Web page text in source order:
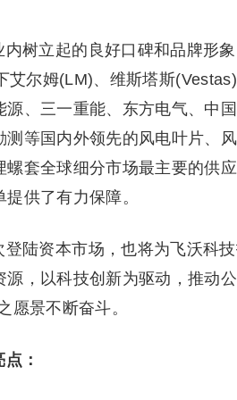
内树立起的良好口碑和品牌形
艾尔姆(LM)、维斯塔斯
源、三一重能、东方电气、中
测等国内外领先的风电叶片、
螺套全球细分市场最主要的供
供了有力保障。
登陆资本市场，也将为飞沃科
源，以科技创新为驱动，推动
愿景不断奋斗。
：